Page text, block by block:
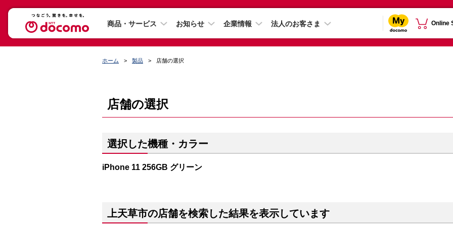
商品・サービス お知らせ 企業情報 法人のお客さま Online
ホーム 製品 店舗の選択
店舗の選択
選択した機種・カラー
iPhone 11 256GB グリーン
上天草市の店舗を検索した結果を表示しています